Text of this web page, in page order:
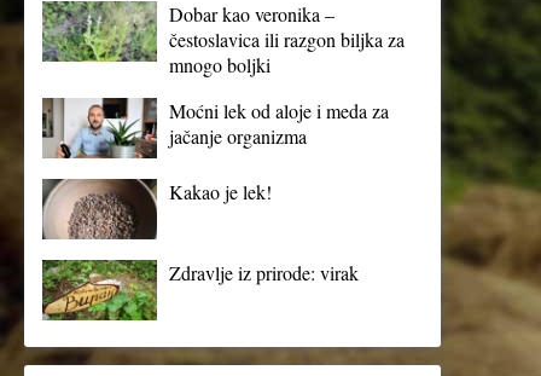
Dobar kao veronika –
čestoslavica ili razgon biljka za
mnogo boljki
Moćni lek od aloje i meda za
jačanje organizma
Kakao je lek!
Zdravlje iz prirode: virak